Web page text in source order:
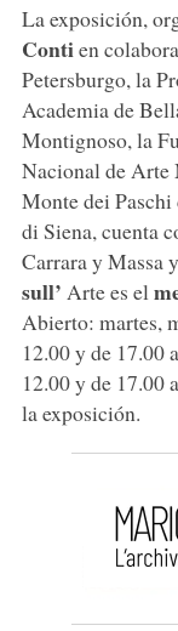
La exposición,
Contien
Petersburgo, la
Academia de
Montignoso, la
Nacional de Arte
Monte dei
di Siena, cuenta
Carrara y Massa
sull’ Arte es el
Abierto: martes,
12.00 y de 17.00
12.00 y de 17.00
la exposición.